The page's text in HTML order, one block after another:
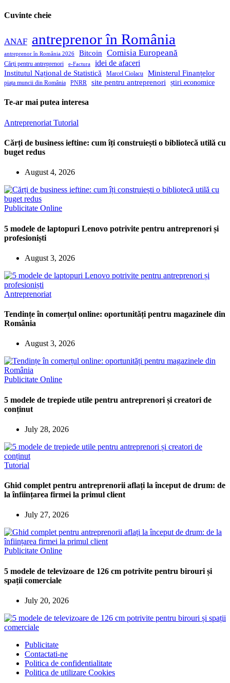
Cuvinte cheie
ANAF antreprenor în România
antreprenor în România 2026 Bitcoin Comisia Europeană
Cărți pentru antreprenori e-Factura idei de afaceri
Institutul Național de Statistică Marcel Ciolacu Ministerul Finanțelor
piața muncii din România PNRR site pentru antreprenori știri economice
Te-ar mai putea interesa
Antreprenoriat Tutorial
Cărți de business ieftine: cum îți construiești o bibliotecă utilă cu
buget redus
August 4, 2026
Publicitate Online
5 modele de laptopuri Lenovo potrivite pentru antreprenori și
profesioniști
August 3, 2026
Antreprenoriat
Tendințe în comerțul online: oportunități pentru magazinele din
România
August 3, 2026
Publicitate Online
5 modele de trepiede utile pentru antreprenori și creatori de
conținut
July 28, 2026
Tutorial
Ghid complet pentru antreprenorii aflați la început de drum: de
la înființarea firmei la primul client
July 27, 2026
Publicitate Online
5 modele de televizoare de 126 cm potrivite pentru birouri și
spații comerciale
July 20, 2026
Publicitate
Contactati-ne
Politica de confidentialitate
Politica de utilizare Cookies